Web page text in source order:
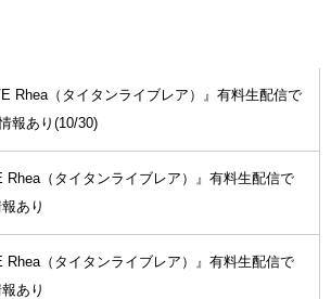
Rhea（タイタンライブレア）』有料生配信で
報あり(10/30)
Rhea（タイタンライブレア）』有料生配信で
あり
Rhea（タイタンライブレア）』有料生配信で
あり